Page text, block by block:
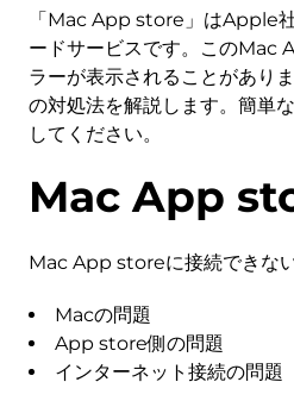
「Mac App store」はApple
ードサービスです。このMac
ラーが表示されることがあり
の対処法を解説します。簡単
してください。
Mac App
Mac App storeに接続できな
Macの問題
App store側の問題
インターネット接続の問題